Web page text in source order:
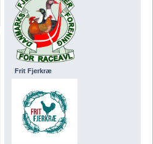
Frit Fjerkræ